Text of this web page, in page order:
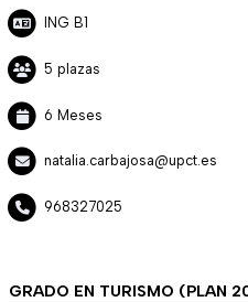
ING B1
5 plazas
6 Meses
natalia.carbajosa@upct.es
968327025
GRADO EN TURISMO (PLAN